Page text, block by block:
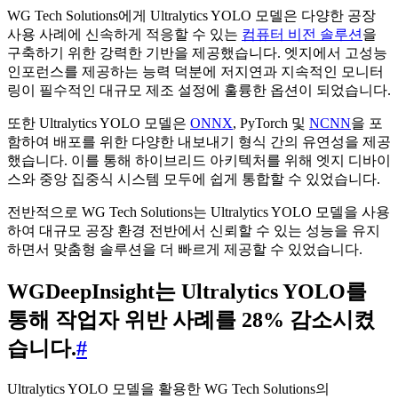
WG Tech Solutions에게 Ultralytics YOLO 모델은 다양한 공장
사용 사례에 신속하게 적응할 수 있는 컴퓨터 비전 솔루션 을
구축하기 위한 강력한 기반을 제공했습니다. 엣지에서 고성능
인포런스를 제공하는 능력 덕분에 저지연과 지속적인 모니터
링이 필수적인 대규모 제조 설정에 훌륭한 옵션이 되었습니다.
또한 Ultralytics YOLO 모델은 ONNX, PyTorch 및 NCNN을 포
함하여 배포를 위한 다양한 내보내기 형식 간의 유연성을 제공
했습니다. 이를 통해 하이브리드 아키텍처를 위해 엣지 디바이
스와 중앙 집중식 시스템 모두에 쉽게 통합할 수 있었습니다.
전반적으로 WG Tech Solutions는 Ultralytics YOLO 모델을 사용
하여 대규모 공장 환경 전반에서 신뢰할 수 있는 성능을 유지
하면서 맞춤형 솔루션을 더 빠르게 제공할 수 있었습니다.
WGDeepInsight는 Ultralytics YOLO를
통해 작업자 위반 사례를 28% 감소시켰
습니다.#
Ultralytics YOLO 모델을 활용한 WG Tech Solutions의